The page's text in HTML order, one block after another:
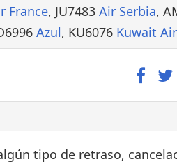
France, JU7483 Air Serbia,
Azul, KU6076 Kuwait
tipo de retraso,